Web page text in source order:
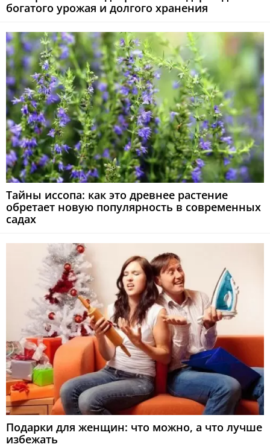
богатого урожая и долгого хранения
Тайны иссопа: как это древнее растение
обретает новую популярность в современных
садах
Подарки для женщин: что можно, а что лучше
избежать